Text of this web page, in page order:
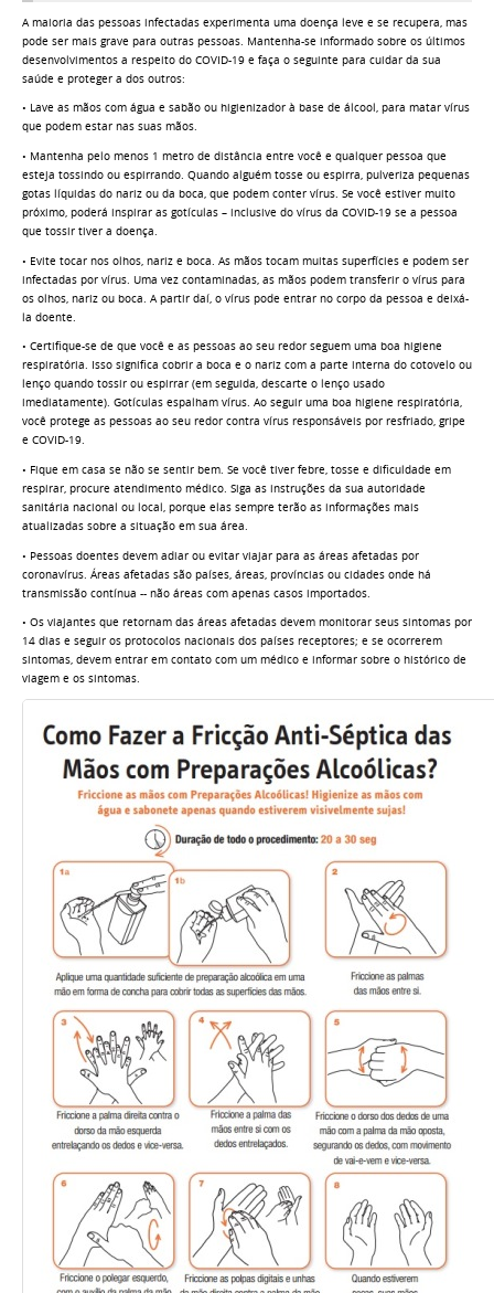
A maioria das pessoas infectadas experimenta uma doença leve e se recupera, mas
pode ser mais grave para outras pessoas. Mantenha-se informado sobre os últimos
desenvolvimentos a respeito do COVID-19 e faça o seguinte para cuidar da sua
saúde e proteger a dos outros:
• Lave as mãos com água e sabão ou higienizador à base de álcool, para matar vírus
que podem estar nas suas mãos.
• Mantenha pelo menos 1 metro de distância entre você e qualquer pessoa que
esteja tossindo ou espirrando. Quando alguém tosse ou espirra, pulveriza pequenas
gotas líquidas do nariz ou da boca, que podem conter vírus. Se você estiver muito
próximo, poderá inspirar as gotículas – inclusive do vírus da COVID-19 se a pessoa
que tossir tiver a doença.
• Evite tocar nos olhos, nariz e boca. As mãos tocam muitas superfícies e podem ser
infectadas por vírus. Uma vez contaminadas, as mãos podem transferir o vírus para
os olhos, nariz ou boca. A partir daí, o vírus pode entrar no corpo da pessoa e deixá-
la doente.
• Certifique-se de que você e as pessoas ao seu redor seguem uma boa higiene
respiratória. Isso significa cobrir a boca e o nariz com a parte interna do cotovelo ou
lenço quando tossir ou espirrar (em seguida, descarte o lenço usado
imediatamente). Gotículas espalham vírus. Ao seguir uma boa higiene respiratória,
você protege as pessoas ao seu redor contra vírus responsáveis por resfriado, gripe
e COVID-19.
• Fique em casa se não se sentir bem. Se você tiver febre, tosse e dificuldade em
respirar, procure atendimento médico. Siga as instruções da sua autoridade
sanitária nacional ou local, porque elas sempre terão as informações mais
atualizadas sobre a situação em sua área.
• Pessoas doentes devem adiar ou evitar viajar para as áreas afetadas por
coronavírus. Áreas afetadas são países, áreas, províncias ou cidades onde há
transmissão contínua -- não áreas com apenas casos importados.
• Os viajantes que retornam das áreas afetadas devem monitorar seus sintomas por
14 dias e seguir os protocolos nacionais dos países receptores; e se ocorrerem
sintomas, devem entrar em contato com um médico e informar sobre o histórico de
viagem e os sintomas.